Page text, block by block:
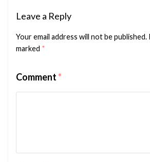
Leave a Reply
Your email address will not be published.
marked *
Comment*